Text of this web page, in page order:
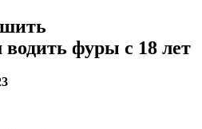
фуры с 18 лет